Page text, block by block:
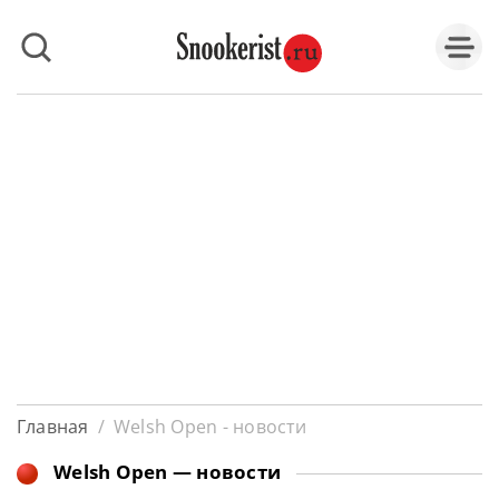
Главная / Welsh Open - новости
Welsh Open — новости